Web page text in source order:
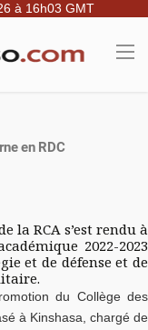
à 16h03 GMT
en RDC
la RCA s’est rendu à
2022-2023
et de défense et de
du Collège des
à Kinshasa, chargé de